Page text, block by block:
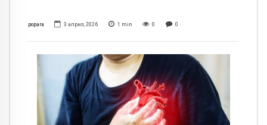
popara 3 април, 2026 1 min 0 0